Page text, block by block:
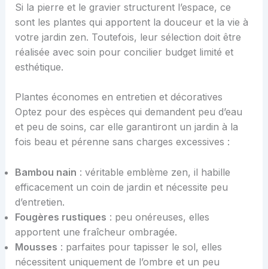
Si la pierre et le gravier structurent l’espace, ce
sont les plantes qui apportent la douceur et la vie à
votre jardin zen. Toutefois, leur sélection doit être
réalisée avec soin pour concilier budget limité et
esthétique.
Plantes économes en entretien et décoratives
Optez pour des espèces qui demandent peu d’eau
et peu de soins, car elle garantiront un jardin à la
fois beau et pérenne sans charges excessives :
Bambou nain : véritable emblème zen, il habille
efficacement un coin de jardin et nécessite peu
d’entretien.
Fougères rustiques : peu onéreuses, elles
apportent une fraîcheur ombragée.
Mousses : parfaites pour tapisser le sol, elles
nécessitent uniquement de l’ombre et un peu